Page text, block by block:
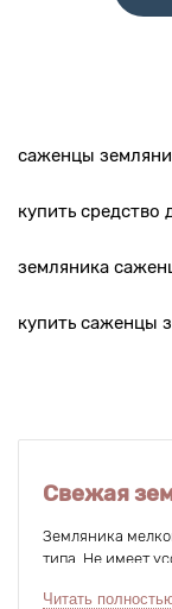
саженцы
купить средство
земляника
купить саженцы
Свежая
Земляника
типа. Не имеет
летний период
Читать